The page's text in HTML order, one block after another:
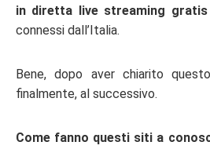
in diretta live streaming gratis
connessi dall’Italia.
Bene, dopo aver chiarito
finalmente, al successivo.
Come fanno questi siti a